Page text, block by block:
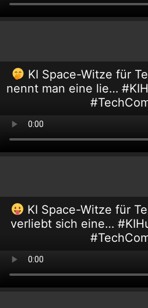
KI Space-Witze für
nennt man eine lie…
KI Space-Witze für
verliebt sich eine…